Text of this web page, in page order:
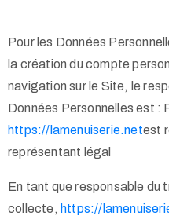
Pour les Données
la création du compte
navigation sur le Site, le
Données Personnelles est :
https://lamenuiserie.netest
représentant légal
En tant que responsable du
collecte, https://